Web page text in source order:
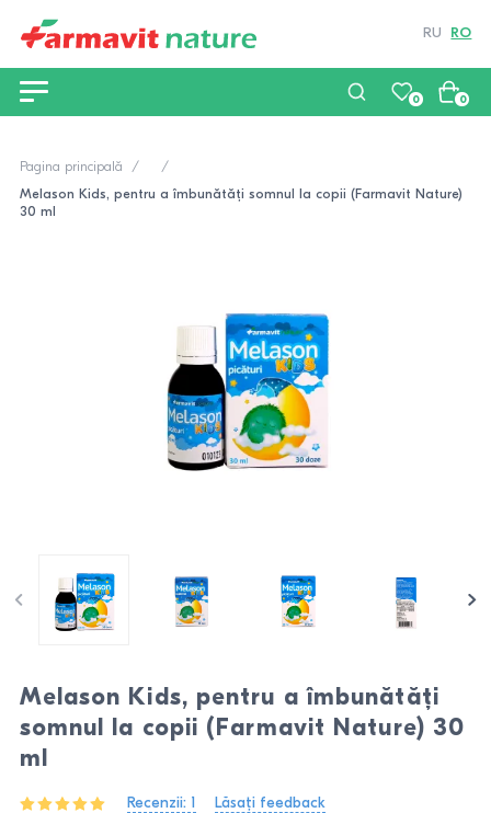
RU RO
0 0
Pagina principală
Melason Kids, pentru a îmbunătăți somnul la copii (Farmavit Nature)
30 ml
Melason Kids, pentru a îmbunătăți
somnul la copii (Farmavit Nature) 30
ml
Recenzii: 1 Lăsați feedback